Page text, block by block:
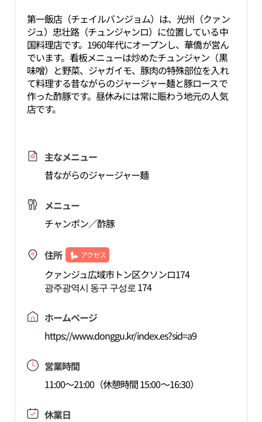
第一飯店（チェイルバンジョム）は、光州（クァン
ジュ）忠壮路（チュンジャンロ）に位置している中
国料理店です。1960年代にオープンし、華僑が営ん
でいます。看板メニューは炒めたチュンジャン（黒
味噌）と野菜、ジャガイモ、豚肉の特殊部位を入れ
て料理する昔ながらのジャージャー麺と豚ロースで
作った酢豚です。昼休みには常に賑わう地元の人気
店です。
主なメニュー
昔ながらのジャージャー麺
メニュー
チャンポン／酢豚
住所 アクセス
クァンジュ広域市トン区クソンロ174
광주광역시 동구 구성로 174
ホームページ
https://www.donggu.kr/index.es?sid=a9
営業時間
11:00～21:00（休憩時間 15:00～16:30）
休業日